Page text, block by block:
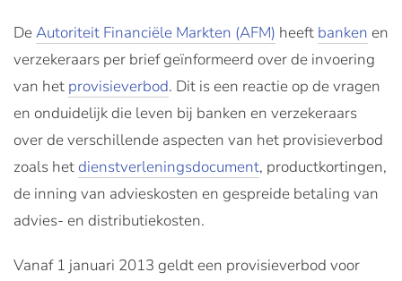
DeAutoriteit Financiële Markten (AFM) heeft banken en
verzekeraars per brief geïnformeerd over de invoering
van het provisieverbod. Dit is een reactie op de vragen
en onduidelijk die leven bij banken en verzekeraars
over de verschillende aspecten van het provisieverbod
zoals hetdienstverleningsdocument, productkortingen,
de inning van advieskosten en gespreide betaling van
advies- en distributiekosten.
Vanaf 1 januari 2013 geldt een provisieverbod voor